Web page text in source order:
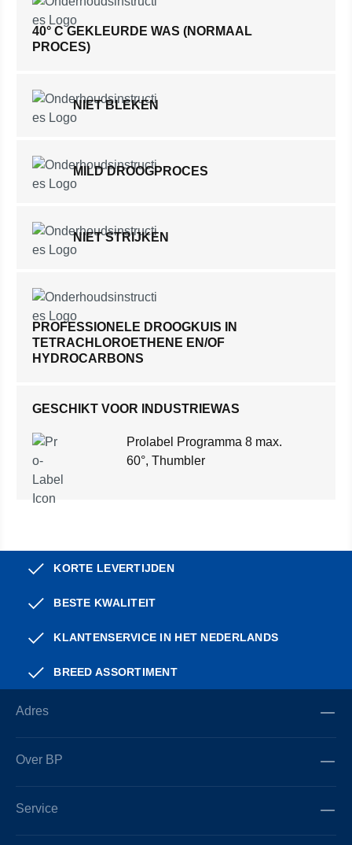
40° C GEKLEURDE WAS (NORMAAL
PROCES)
NIET BLEKEN
MILD DROOGPROCES
NIET STRIJKEN
PROFESSIONELE DROOGKUIS IN
TETRACHLOROETHENE EN/OF
HYDROCARBONS
GESCHIKT VOOR INDUSTRIEWAS
Prolabel Programma 8 max.
60°, Thumbler
KORTE LEVERTIJDEN
BESTE KWALITEIT
KLANTENSERVICE IN HET NEDERLANDS
BREED ASSORTIMENT
Adres
Over BP
Service